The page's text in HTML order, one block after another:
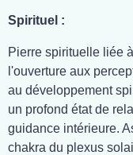
Spirituel :
Pierre spirituelle liée
l'ouverture aux
au développement
un profond état de
guidance intérieure.
chakra du plexus